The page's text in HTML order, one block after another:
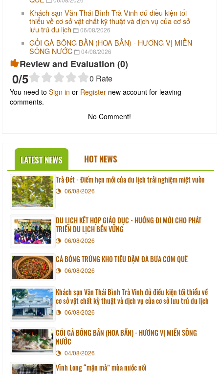
Khách sạn Văn Thái Bình Trà Vinh đủ điều kiện tối
thiểu về cơ sở vật chất kỹ thuật và dịch vụ của cơ sở
lưu trú du lịch
06/08/2026
GỎI GÀ BÔNG BẦN (HOA BẦN) - HƯƠNG VỊ MIỀN
SÔNG NƯỚC
04/08/2026
Review and Evaluation (0)
0/5 0 Rate
You need to Sign in or Register new account for leaving
comments.
No Comment!
LATEST NEWS HOT NEWS
Trà Đét - Điểm hẹn mới của du lịch trải nghiệm miệt vườn
06/08/2026
DU LỊCH KẾT HỢP GIÁO DỤC - HƯỚNG ĐI MỚI CHO PHÁT
TRIỂN DU LỊCH BỀN VỮNG
06/08/2026
CÁ BÓNG TRỨNG KHO TIÊU ĐẬM ĐÀ BỮA CƠM QUÊ
06/08/2026
Khách sạn Văn Thái Bình Trà Vinh đủ điều kiện tối thiểu về
cơ sở vật chất kỹ thuật và dịch vụ của cơ sở lưu trú du lịch
06/08/2026
GỎI GÀ BÔNG BẦN (HOA BẦN) - HƯƠNG VỊ MIỀN SÔNG
NƯỚC
04/08/2026
Vĩnh Long “mặn mà” mùa nước nổi